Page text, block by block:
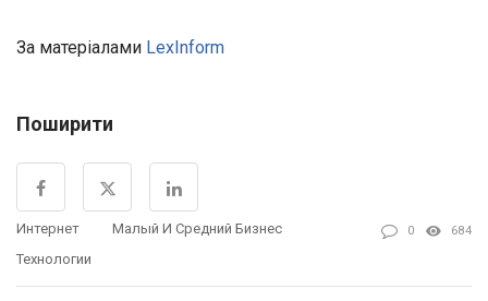
За матеріалами LexInform
Поширити
Интернет
Малый И Средний Бизнес
Технологии
0 684